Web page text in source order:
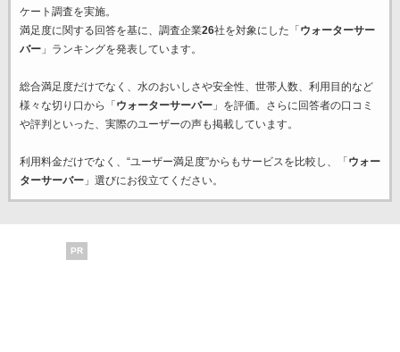
ケート調査を実施。
満足度に関する回答を基に、調査企業26社を対象にした「 ウォーターサー
バー」ランキングを発表しています。
総合満足度だけでなく、水のおいしさや安全性、世帯人数、利用目的など
様々な切り口から「 ウォーターサーバー」を評価。さらに回答者の口コミ
や評判といった、実際のユーザーの声も掲載しています。
利用料金だけでなく、“ユーザー満足度”からもサービスを比較し、「 ウォー
ターサーバー」選びにお役立てください。
PR